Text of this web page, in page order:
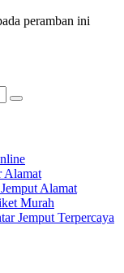
peramban ini
Alamat
Alamat
Murah
Jemput Terpercaya